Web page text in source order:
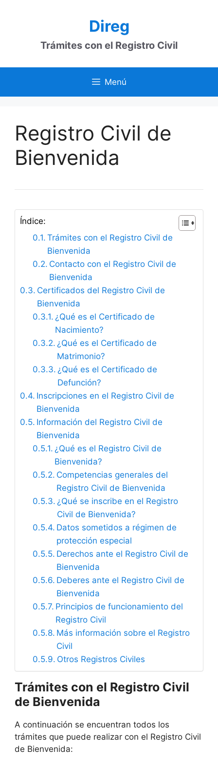
Direg
Trámites con el Registro Civil
Menú
Registro Civil de
Bienvenida
Índice:
Trámites con el Registro Civil de
Bienvenida
Contacto con el Registro Civil de
Bienvenida
Certificados del Registro Civil de
Bienvenida
¿Qué es el Certificado de
Nacimiento?
¿Qué es el Certificado de
Matrimonio?
¿Qué es el Certificado de
Defunción?
Inscripciones en el Registro Civil de
Bienvenida
Información del Registro Civil de
Bienvenida
¿Qué es el Registro Civil de
Bienvenida?
Competencias generales del
Registro Civil de Bienvenida
¿Qué se inscribe en el Registro
Civil de Bienvenida?
Datos sometidos a régimen de
protección especial
Derechos ante el Registro Civil de
Bienvenida
Deberes ante el Registro Civil de
Bienvenida
Principios de funcionamiento del
Registro Civil
Más información sobre el Registro
Civil
Otros Registros Civiles
Trámites con el Registro Civil
de Bienvenida
A continuación se encuentran todos los
trámites que puede realizar con el Registro Civil
de Bienvenida: